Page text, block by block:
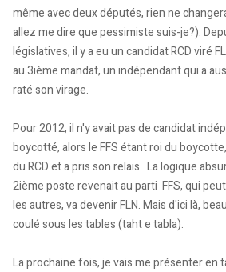
même avec deux députés, rien ne
allez me dire que pessimiste suis-je?).
législatives, il y a eu un candidat RCD viré
au 3ième mandat, un indépendant qui a
raté son virage.
Pour 2012, il n'y avait pas de candidat
boycotté, alors le FFS étant roi du
du RCD et a pris son relais. La logique
2ième poste revenait au parti FFS, qui
les autres, va devenir FLN. Mais d'ici là,
coulé sous les tables (taht e tabla).
La prochaine fois, je vais me présenter en